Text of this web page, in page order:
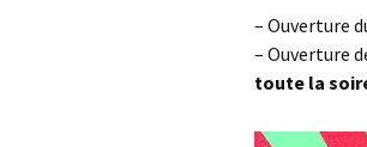
– Ouverture
– Ouverture
toute la